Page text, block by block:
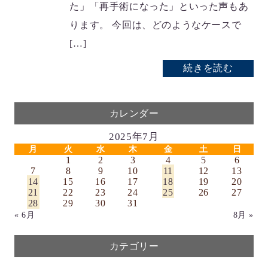
た」「再手術になった」といった声もあ
ります。 今回は、どのようなケースで
[…]
続きを読む
カレンダー
2025年7月
月 火 水 木 金 土 日
1 2 3 4 5
6
7
8 9 10 11 12
13
14
15 16 17 18 19
20
21
22 23 24 25 26
27
28
29 30 31
« 6月 8月 »
カテゴリー